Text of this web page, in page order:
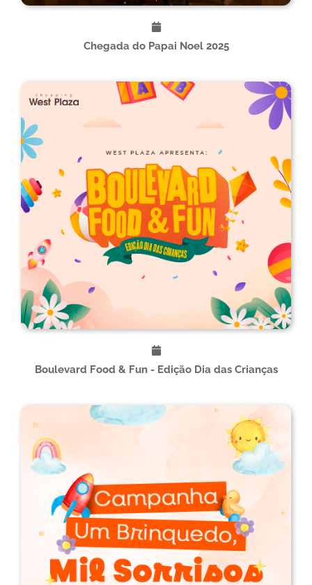
Chegada do Papai Noel 2025
Boulevard Food & Fun - Edição Dia das Crianças